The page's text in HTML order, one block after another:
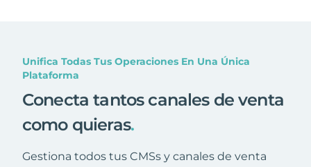
Unifica Todas Tus Operaciones En Una Única
Plataforma
Conecta tantos canales de venta
como quieras.
Gestiona todos tus CMSs y canales de venta